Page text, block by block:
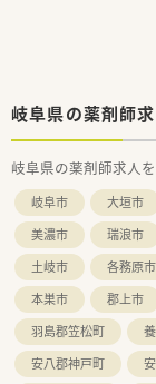
■社長との
意見を言
■設備面も
きる環境づ
境で安心で
岐阜県の薬剤師
岐阜県の薬剤師求人
岐阜市 大垣市
美濃市
瑞浪市
土岐市
各務原市
本巣市
郡上市
羽島郡笠松町
安八郡神戸町